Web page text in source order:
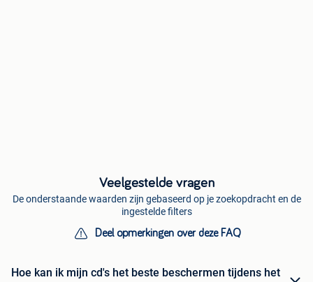
Veelgestelde vragen
De onderstaande waarden zijn gebaseerd op je zoekopdracht en de
ingestelde filters
Deel opmerkingen over deze FAQ
Hoe kan ik mijn cd's het beste beschermen tijdens het